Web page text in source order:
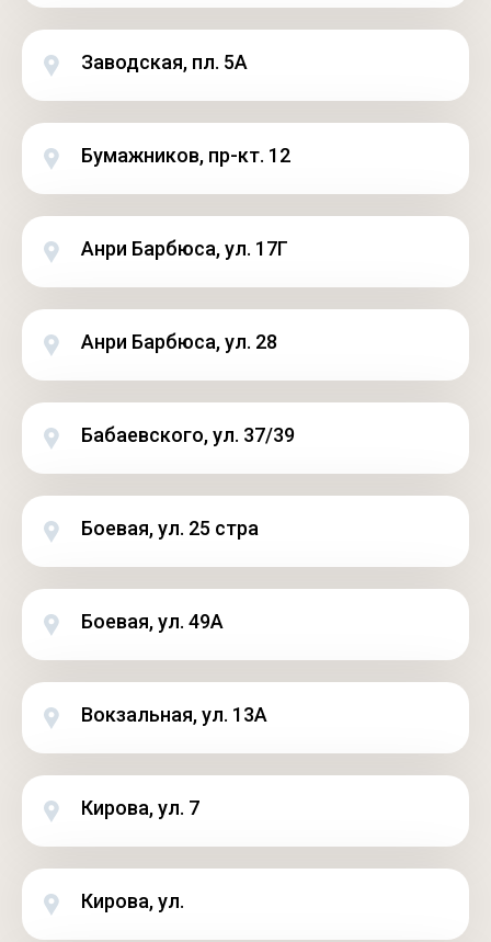
Заводская, пл. 5А
Бумажников, пр-кт. 12
Анри Барбюса, ул. 17Г
Анри Барбюса, ул. 28
Бабаевского, ул. 37/39
Боевая, ул. 25 стра
Боевая, ул. 49А
Вокзальная, ул. 13А
Кирова, ул. 7
Кирова, ул.